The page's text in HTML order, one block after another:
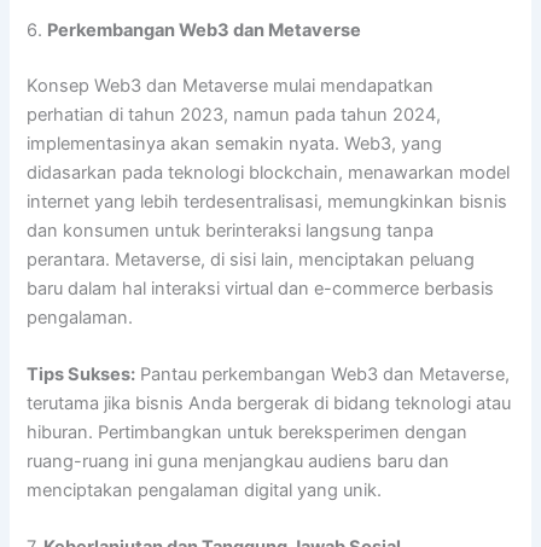
6. Perkembangan Web3 dan Metaverse
Konsep Web3 dan Metaverse mulai mendapatkan
perhatian di tahun 2023, namun pada tahun 2024,
implementasinya akan semakin nyata. Web3, yang
didasarkan pada teknologi blockchain, menawarkan model
internet yang lebih terdesentralisasi, memungkinkan bisnis
dan konsumen untuk berinteraksi langsung tanpa
perantara. Metaverse, di sisi lain, menciptakan peluang
baru dalam hal interaksi virtual dan e-commerce berbasis
pengalaman.
Tips Sukses: Pantau perkembangan Web3 dan Metaverse,
terutama jika bisnis Anda bergerak di bidang teknologi atau
hiburan. Pertimbangkan untuk bereksperimen dengan
ruang-ruang ini guna menjangkau audiens baru dan
menciptakan pengalaman digital yang unik.